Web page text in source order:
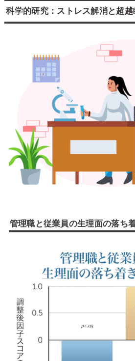
科学的研究：ストレス解消と超越
管理職と従業員の生理面の落ち